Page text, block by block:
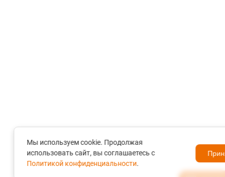
Мы используем cookie. Продолжая
использовать сайт, вы соглашаетесь с
Политикой конфиденциальности.